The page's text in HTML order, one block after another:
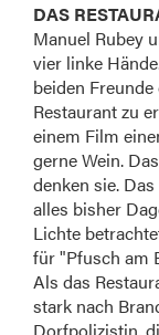
DAS
Manuel Rubey
vier linke
beiden
Restaurant zu
einem Film
gerne Wein.
denken sie.
alles bisher
Lichte
für "Pfusch am
Als das
stark nach